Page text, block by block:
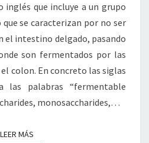
LO
SON)
inglés que incluye a un grupo
se caracterizan por no ser
el intestino delgado, pasando
son fermentados por las
colon. En concreto las siglas
las palabras “fermentable
monosaccharides,…
LEER MÁSLEER MÁS